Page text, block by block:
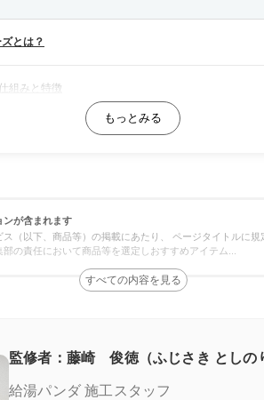
とは？
組みと特徴
コジョーズの「給湯の仕組み」の違い
コジョーズの「費用」の違い
コジョーズの「水／湯は飲める？」
ンが含まれます
ス（以下、商品等）の掲載にあたり、 ページタイトルに
部の責任において商品等を選定しおすすめアイテム...
監修者：藤崎 俊徳（ふじさき としの
給湯パンダ 施工スタッフ